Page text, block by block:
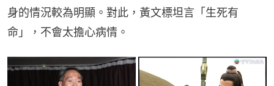
身的情況較為明顯。對此，黃文標坦言「生死有
命」，不會太擔心病情。